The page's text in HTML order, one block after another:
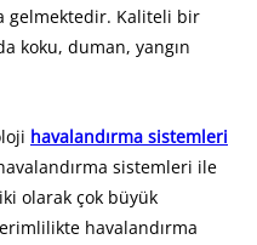
gelmektedir. Kaliteli bir
koku, duman, yangın
havalandırma sistemleri
sistemleri ile
olarak çok büyük
havalandırma